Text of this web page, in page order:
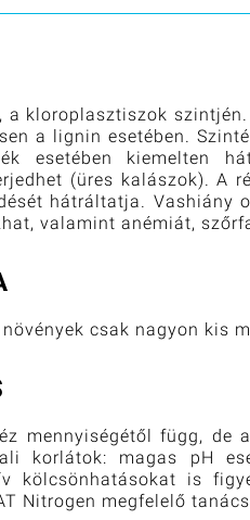
kloroplasztiszok
a lignin esetében.
esetében kiemelten
(üres kalászok).
hátráltatja. Vashiány
valamint anémiát,
csak nagyon kis
mennyiségétől függ,
korlátok: magas pH
kölcsönhatásokat is
Nitrogen megfelelő